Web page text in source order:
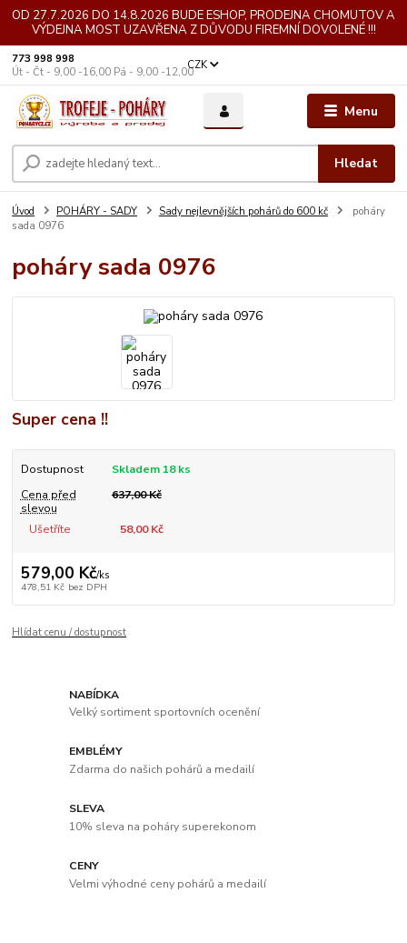
OD 27.7.2026 DO 14.8.2026 BUDE ESHOP, PRODEJNA CHOMUTOV A
VÝDEJNA MOST UZAVŘENA Z DŮVODU FIREMNÍ DOVOLENÉ !!!
Menu
CZK
Hledat
773 998 998
Út - Čt - 9,00 -16,00 Pá - 9,00 -12,00
Úvod POHÁRY - SADY Sady nejlevnějších pohárů do 600 kč
poháry
sada 0976
poháry sada 0976
Super cena !!
Dostupnost
Skladem 18 ks
Cena před
slevou
637,00 Kč
Ušetříte 58,00 Kč
579,00 Kč/ks
478,51 Kč bez DPH
Hlídat cenu / dostupnost
NABÍDKA
Velký sortiment sportovních ocenění
EMBLÉMY
Zdarma do našich pohárů a medailí
SLEVA
10% sleva na poháry superekonom
CENY
Velmi výhodné ceny pohárů a medailí